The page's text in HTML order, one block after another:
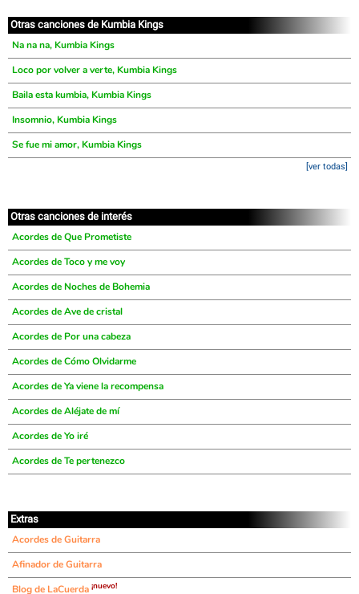
Otras canciones de Kumbia Kings
Na na na, Kumbia Kings
Loco por volver a verte, Kumbia Kings
Baila esta kumbia, Kumbia Kings
Insomnio, Kumbia Kings
Se fue mi amor, Kumbia Kings
[ver todas]
Otras canciones de interés
Acordes de Que Prometiste
Acordes de Toco y me voy
Acordes de Noches de Bohemia
Acordes de Ave de cristal
Acordes de Por una cabeza
Acordes de Cómo Olvidarme
Acordes de Ya viene la recompensa
Acordes de Aléjate de mí
Acordes de Yo iré
Acordes de Te pertenezco
Extras
Acordes de Guitarra
Afinador de Guitarra
Blog de LaCuerda ¡nuevo!